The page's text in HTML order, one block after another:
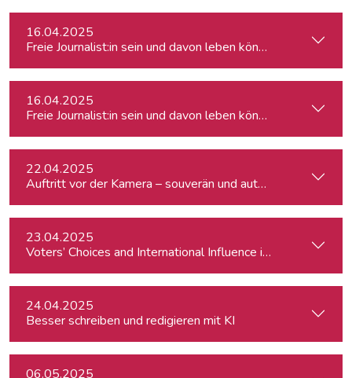
16.04.2025
Freie Journalist:in sein und davon leben können: So geht's
16.04.2025
Freie Journalist:in sein und davon leben können: So geht's
22.04.2025
Auftritt vor der Kamera – souverän und authentisch
23.04.2025
Voters’ Choices and International Influence in Romania’s
24.04.2025
Besser schreiben und redigieren mit KI
06.05.2025